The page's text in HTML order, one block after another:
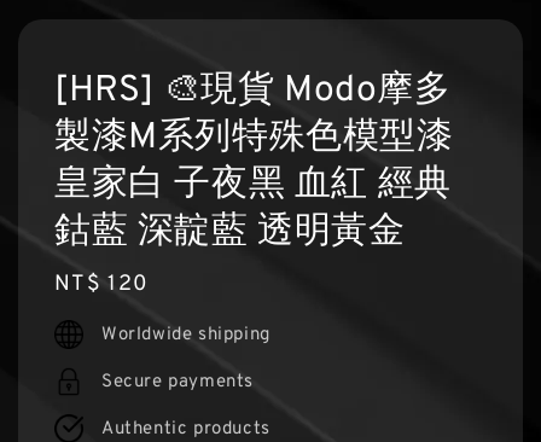
[HRS] 🎨現貨 Modo摩多
製漆M系列特殊色模型漆
皇家白 子夜黑 血紅 經典
鈷藍 深靛藍 透明黃金
Regular
price
NT$ 120
Worldwide shipping
Secure payments
Authentic products